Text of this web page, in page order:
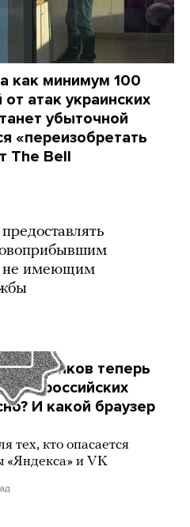
как минимум 100
атак украинских
убыточной
«переизобретать
The Bell
не имеющим
банков теперь
в российских
И какой браузер
тех, кто опасается
«Яндекса» и VK